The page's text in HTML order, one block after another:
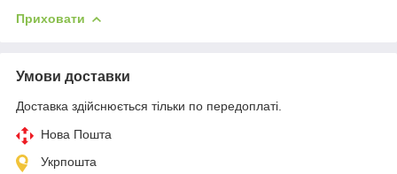
Приховати
Умови доставки
Доставка здійснюється тільки по передоплаті.
Нова Пошта
Укрпошта